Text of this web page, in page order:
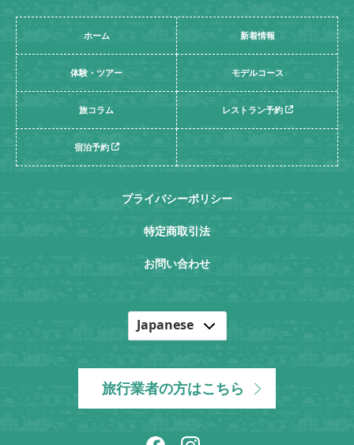
ホーム 新着情報
体験・ツアー モデルコース
旅コラム レストラン予約
宿泊予約
プライバシーポリシー
特定商取引法
お問い合わせ
Japanese
Korean
Chinese
旅行業者の方はこちら